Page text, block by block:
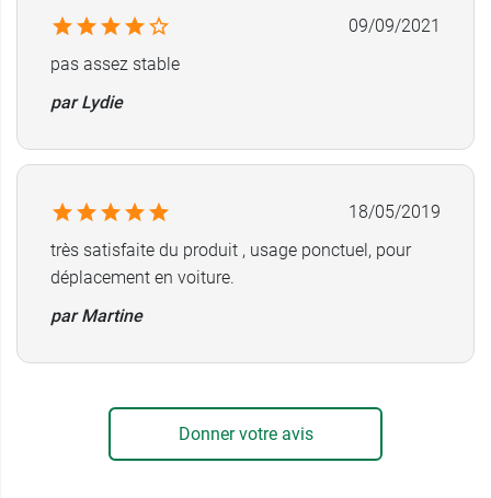
09/09/2021
pas assez stable
par Lydie
18/05/2019
très satisfaite du produit , usage ponctuel, pour
déplacement en voiture.
par Martine
Donner votre avis